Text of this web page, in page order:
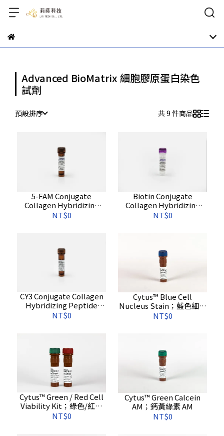
Advanced BioMatrix 細胞膠原蛋白染色
試劑
預設排序 共 9 件商品
5-FAM Conjugate
Collagen Hybridizing
Peptide (Green)；5-FAM
共軛膠原蛋白雜交胜肽 (綠
NT$0
Biotin Conjugate
Collagen Hybridizing
Peptide (Biotin)；生物素
共軛膠原蛋白雜交胜肽
NT$0
CY3 Conjugate Collagen
Hybridizing Peptide
(Red)；CY3 共軛膠原蛋白
NT$0
Cytus™ Blue Cell
Nucleus Stain；藍色細胞
核染料
NT$0
Cytus™ Green / Red Cell
Viability Kit；綠色/紅色
細胞活力檢測試劑盒
NT$0
Cytus™ Green Calcein
AM；鈣黃綠素 AM
NT$0